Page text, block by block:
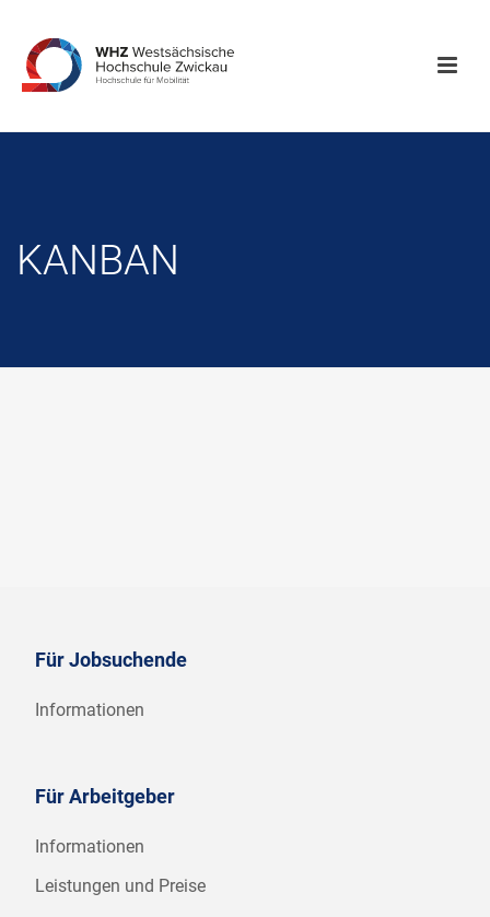
KANBAN
Für Jobsuchende
Informationen
Für Arbeitgeber
Informationen
Leistungen und Preise